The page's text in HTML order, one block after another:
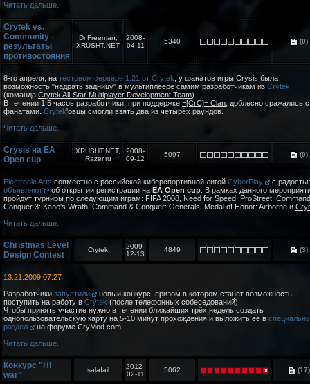
Читать дальше...
Crytek vs.
Community -
результаты
противостояния
Dr.Freeman,
XRUSHT.NET
2008-
04-11
5340 (0)
8-го апреля, на тестовом сервере 1.21 от Crytek , у фанатов игры Crysis была
возможность "надрать задницу" в мультиплеере самим разработчикам из Crytek
(команда Crytek All-Star Multiplayer Development Team).
В течении 1.5 часов разработчики, при поддержке =[CrC]= Clan , доблесно сражались с
фанатами. Crytek'овцы смогли взять два из четырёх раундов.
Читать дальше...
Crysis на EA
Open cup
XRUSHT.NET,
Razer.ru
2008-
09-12
5097 (0)
Electronic Arts совместно с российской киберспортивной лигой CyberPlay
с
объявляют
об открытии регистрации на EA Open cup . В рамках данного
пройдут турниры по следующим играм: FIFA 2008, Need for Speed: ProStreet,
Conquer 3: Kane's Wrath, Command & Conquer: Generals, Medal of Honor: Airborne и
Читать дальше...
Christmas Level
Design Contest
Crytek
2009-
12-13
4849 (3)
13.21.2009 07:27
Разработчики запустили
новый конкурс, призом в котором станет возможность
поступить на работу в Crytek (после телефонных собеседований).
Чтобы принять участие нужно в течении ближайших трёх недель создать
однопользовательскую карту на 5-10 минут прохождения и выложить её в
раздел
на форуме CryMod.com.
Читать дальше...
Конкурс "Hi
war"
salafail
2012-
02-11
5062 (17)